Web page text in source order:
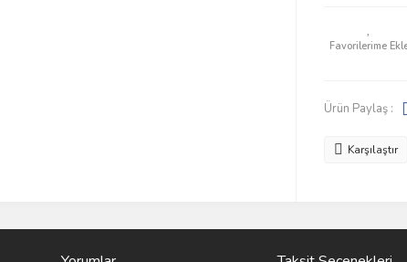
Ürün Paylaş :
Karşılaştır